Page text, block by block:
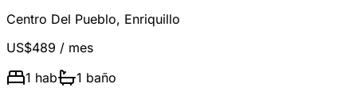
Centro Del Pueblo, Enriquillo
US$489 / mes
1 hab 1 baño